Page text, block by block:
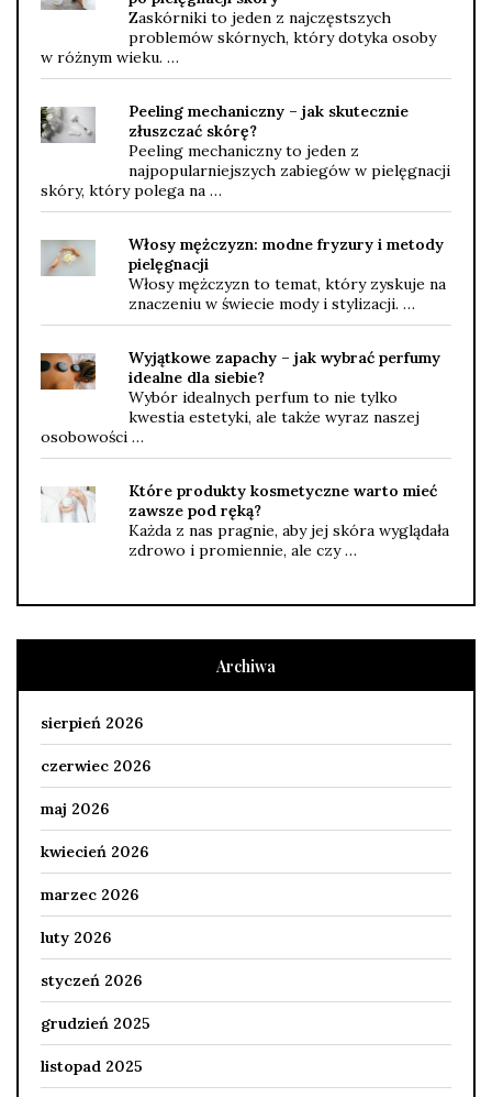
Zaskórniki to jeden z najczęstszych
problemów skórnych, który dotyka osoby
w różnym wieku. …
Peeling mechaniczny – jak skutecznie
złuszczać skórę?
Peeling mechaniczny to jeden z
najpopularniejszych zabiegów w pielęgnacji
skóry, który polega na …
Włosy mężczyzn: modne fryzury i metody
pielęgnacji
Włosy mężczyzn to temat, który zyskuje na
znaczeniu w świecie mody i stylizacji. …
Wyjątkowe zapachy – jak wybrać perfumy
idealne dla siebie?
Wybór idealnych perfum to nie tylko
kwestia estetyki, ale także wyraz naszej
osobowości …
Które produkty kosmetyczne warto mieć
zawsze pod ręką?
Każda z nas pragnie, aby jej skóra wyglądała
zdrowo i promiennie, ale czy …
Archiwa
sierpień 2026
czerwiec 2026
maj 2026
kwiecień 2026
marzec 2026
luty 2026
styczeń 2026
grudzień 2025
listopad 2025